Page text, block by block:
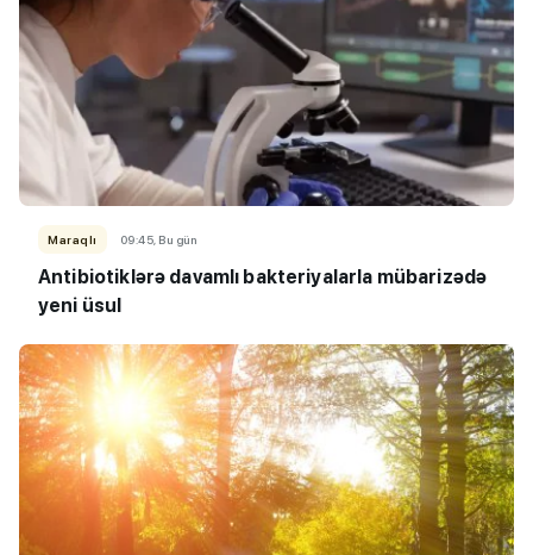
Maraqlı 09:45, Bu gün
Antibiotiklərə davamlı bakteriyalarla mübarizədə
yeni üsul